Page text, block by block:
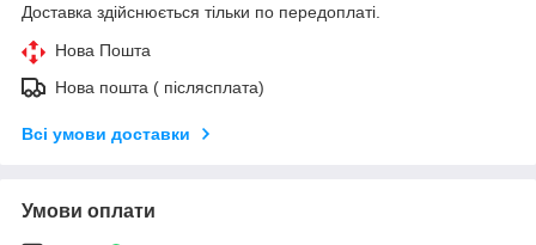
Доставка здійснюється тільки по передоплаті.
Нова Пошта
Нова пошта ( післясплата)
Всі умови доставки
Умови оплати